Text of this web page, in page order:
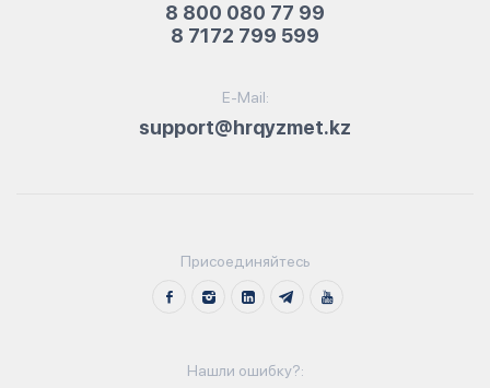
8 800 080 77 99
8 7172 799 599
E-Mail:
support@hrqyzmet.kz
Присоединяйтесь
Нашли ошибку?: